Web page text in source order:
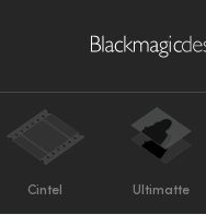
Cintel Ultimatte